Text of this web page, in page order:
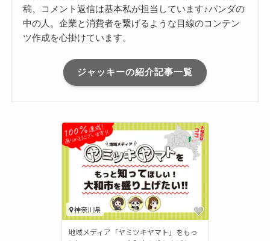
稿、コメント返信は基本私が担当しています♪パンダの
中の人。企業と消費者を繋げるような目線のコンテン
ツ作成を心掛けています。
ジャッキーの紹介記事一覧